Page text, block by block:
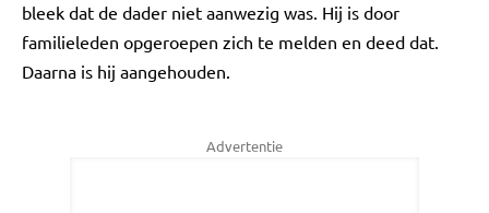
bleek dat de dader niet aanwezig was. Hij is door
familieleden opgeroepen zich te melden en deed dat.
Daarna is hij aangehouden.
Advertentie